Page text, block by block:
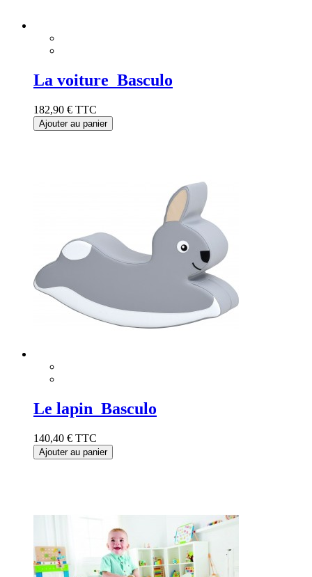
La voiture Basculo
182,90 € TTC
Ajouter au panier
Le lapin Basculo
140,40 € TTC
Ajouter au panier